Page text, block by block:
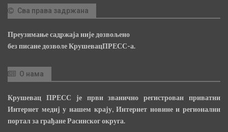
Сва права задржана
Преузимање садржаја није дозвољено
без писане дозволе КрушевацПРЕСС-а.
О нама
Крушевац ПРЕСС је први званично регистрован приватни
Интернет медиј у нашем крају, Интернет новине и регионални
портал за грађане Расинског округа.